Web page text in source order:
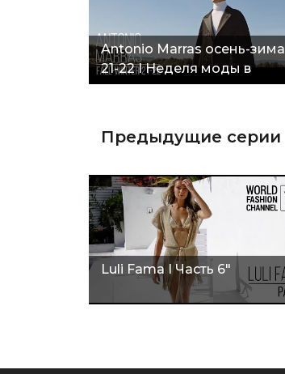
Antonio Marras осень-зима
21-22 I Неделя моды в
Милане"
Предыдущие серии
Luli Fama I Часть 6"